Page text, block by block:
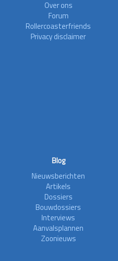
Over ons
Forum
Rollercoasterfriends
Privacy disclaimer
Blog
Nieuwsberichten
Artikels
Dossiers
Bouwdossiers
Interviews
Aanvalsplannen
Zoonieuws